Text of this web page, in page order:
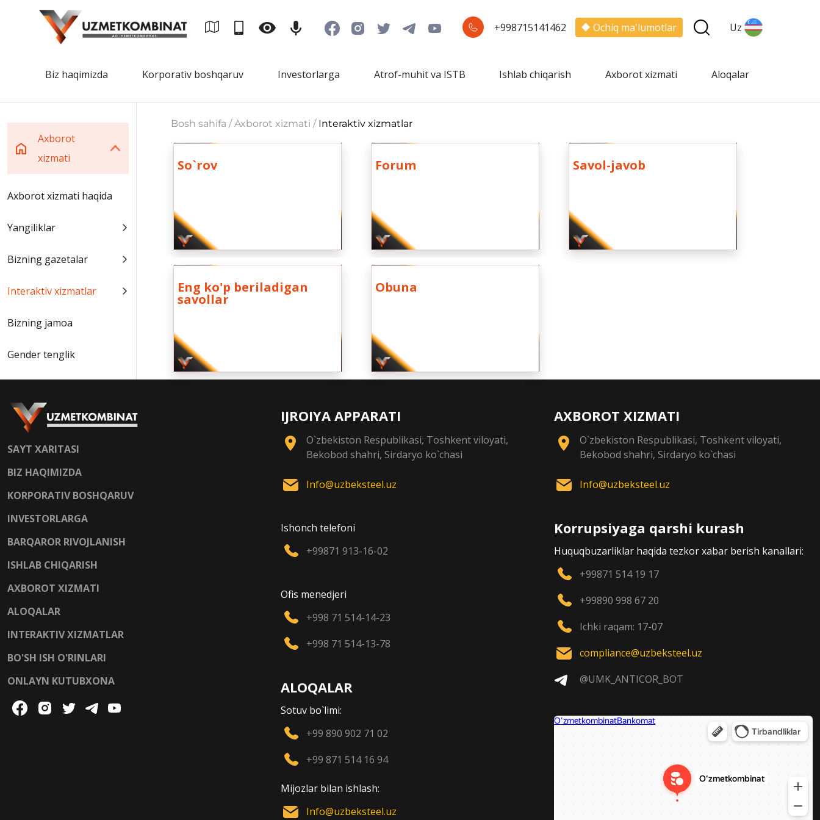
+998715141462 Ochiq ma'lumotlar Uz
Biz haqimizda Korporativ boshqaruv Investorlarga Atrof-muhit va ISTB Ishlab chiqarish Axborot xizmati Aloqalar
Axborot
xizmati
Axborot xizmati haqida
Yangiliklar
Bizning gazetalar
Interaktiv xizmatlar
Bizning jamoa
Gender tenglik
Bosh sahifa / Axborot xizmati / Interaktiv xizmatlar
So`rov Forum Savol-javob
Eng ko'p beriladigan
savollar
Obuna
SAYT XARITASI
BIZ HAQIMIZDA
KORPORATIV BOSHQARUV
INVESTORLARGA
BARQAROR RIVOJLANISH
ISHLAB CHIQARISH
AXBOROT XIZMATI
ALOQALAR
INTERAKTIV XIZMATLAR
BO'SH ISH O'RINLARI
ONLAYN KUTUBXONA
IJROIYA APPARATI
O`zbekiston Respublikasi, Toshkent viloyati,
Bekobod shahri, Sirdaryo ko`chasi
Info@uzbeksteel.uz
Ishonch telefoni
+99871 913-16-02
Ofis menedjeri
+998 71 514-14-23
+998 71 514-13-78
ALOQALAR
Sotuv bo`limi:
+99 890 902 71 02
+99 871 514 16 94
Mijozlar bilan ishlash:
Info@uzbeksteel.uz
AXBOROT XIZMATI
O`zbekiston Respublikasi, Toshkent viloyati,
Bekobod shahri, Sirdaryo ko`chasi
Info@uzbeksteel.uz
Korrupsiyaga qarshi kurash
Huquqbuzarliklar haqida tezkor xabar berish kanallari:
+99871 514 19 17
+99890 998 67 20
Ichki raqam: 17-07
compliance@uzbeksteel.uz
@UMK_ANTICOR_BOT